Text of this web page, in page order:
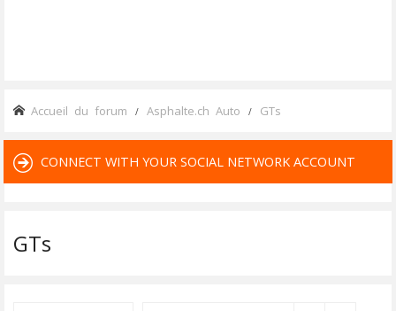
Accueil du forum Asphalte.ch Auto GTs
CONNECT WITH YOUR SOCIAL NETWORK ACCOUNT
GTs